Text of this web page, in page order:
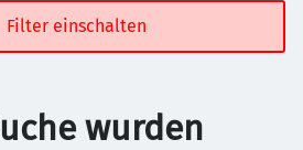
Filter einschalten
wurden